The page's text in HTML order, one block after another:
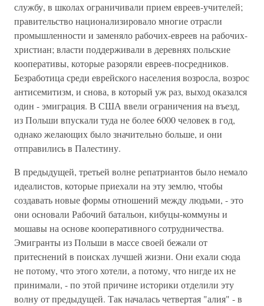
службу, в школах ограничивали прием евреев-учителей;
правительство национализировало многие отрасли
промышленности и заменяло рабочих-евреев на рабочих-
христиан; власти поддерживали в деревнях польские
кооперативы, которые разоряли евреев-посредников.
Безработица среди еврейского населения возросла, возрос
антисемитизм, и снова, в который уж раз, выход оказался
один - эмиграция. В США ввели ограничения на въезд,
из Польши впускали туда не более 6000 человек в год,
однако желающих было значительно больше, и они
отправились в Палестину.
В предыдущей, третьей волне репатриантов было немало
идеалистов, которые приехали на эту землю, чтобы
создавать новые формы отношений между людьми, - это
они основали Рабочий батальон, кибуцы-коммуны и
мошавы на основе кооперативного сотрудничества.
Эмигранты из Польши в массе своей бежали от
притеснений в поисках лучшей жизни. Они ехали сюда
не потому, что этого хотели, а потому, что нигде их не
принимали, - по этой причине историки отделили эту
волну от предыдущей. Так началась четвертая "алия" - в